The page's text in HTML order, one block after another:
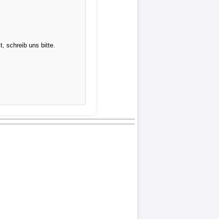
schreib uns bitte.